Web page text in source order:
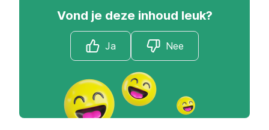
Vond je deze inhoud leuk?
Ja Nee